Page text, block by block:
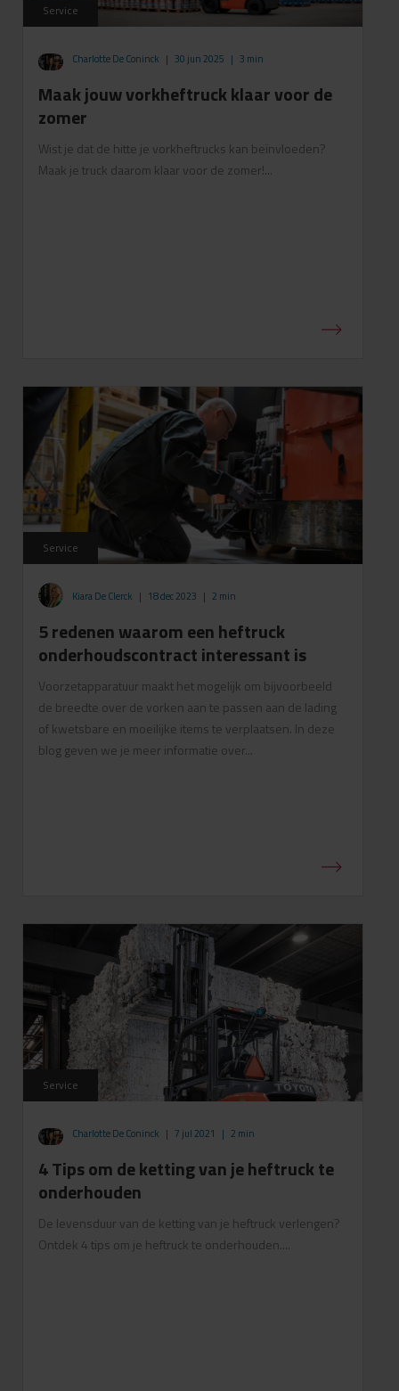
Service
Charlotte De Coninck | 30 jun 2025 | 3 min
Maak jouw vorkheftruck klaar voor de
zomer
Wist je dat de hitte je vorkheftrucks kan beïnvloeden?
Maak je truck daarom klaar voor de zomer!...
Service
Kiara De Clerck | 18 dec 2023 | 2 min
5 redenen waarom een heftruck
onderhoudscontract interessant is
Voorzetapparatuur maakt het mogelijk om bijvoorbeeld
de breedte over de vorken aan te passen aan de lading
of kwetsbare en moeilijke items te verplaatsen. In deze
blog geven we je meer informatie over...
Service
Charlotte De Coninck | 7 jul 2021 | 2 min
4 Tips om de ketting van je heftruck te
onderhouden
De levensduur van de ketting van je heftruck verlengen?
Ontdek 4 tips om je heftruck te onderhouden....